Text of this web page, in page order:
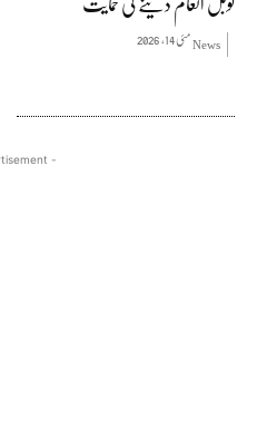
Newsمئی 14, 2026
- Advertisement -